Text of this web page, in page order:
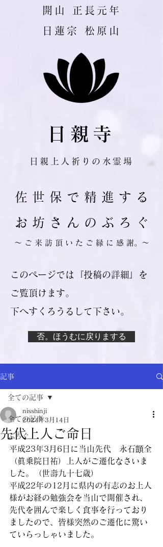
​開山 正長元年
日蓮宗 松原山
日親寺
日親上人祈りの水霊場
佐 世 保 で 精 進 す る
お 坊 さ ん の ぶ ろ ぐ
​～ ご 来 訪 頂 い た ご 縁 に 感 謝。～
このページでは『投稿の詳細』を
ご覧頂けます。
​下へすくろうるして下さい。
否。ほうむに戻りまする
記事
全ての記事
ぶろぐ
全ての記事
先代上人ご命日
nisshinji
2024年3月14日
平成23年3月6日に当山先代　永石顗全
（眞乗院日祐）上人がご遷化なさいま
した。（世壽九十七歳）
平成22年の12月に県内の有志のお上人
様がお経の勉強会を当山で開催され、
先代を囲んで楽しく食事を行っており
ましたので、皆様突然のご遷化に驚い
ていらっしゃいました。